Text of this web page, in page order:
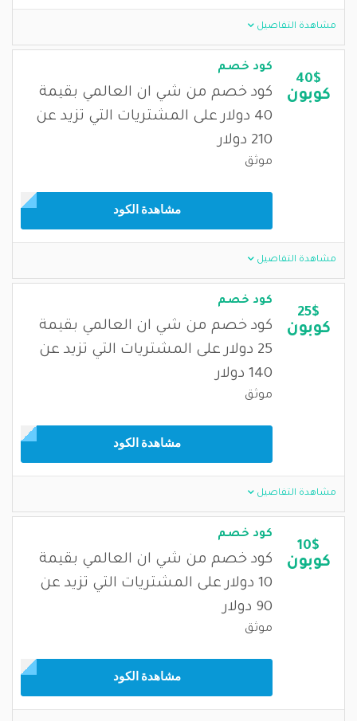
مشاهدة التفاصيل
40$
كوبون
كود خصم
كود خصم من شي ان العالمي بقيمة
40 دولار على المشتريات التي تزيد عن
210 دولار
موثق
مشاهدة الكود
مشاهدة التفاصيل
25$
كوبون
كود خصم
كود خصم من شي ان العالمي بقيمة
25 دولار على المشتريات التي تزيد عن
140 دولار
موثق
مشاهدة الكود
مشاهدة التفاصيل
10$
كوبون
كود خصم
كود خصم من شي ان العالمي بقيمة
10 دولار على المشتريات التي تزيد عن
90 دولار
موثق
مشاهدة الكود